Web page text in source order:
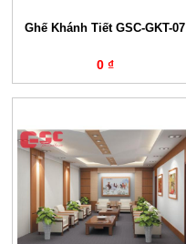
Ghế Khánh Tiết GSC-GKT-07
0 ₫